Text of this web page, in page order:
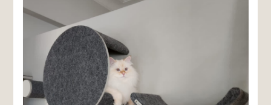
мебель и нервы, и в каких случаях имеет смысл
инвестировать именно в сложный,
продуманный комплекс, а не в минимальный
вариант «для галочки».